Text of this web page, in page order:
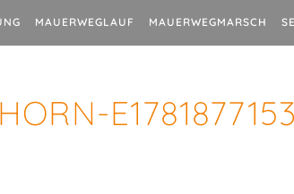
MAUERWEGLAUF MAUERWEGMARSCH